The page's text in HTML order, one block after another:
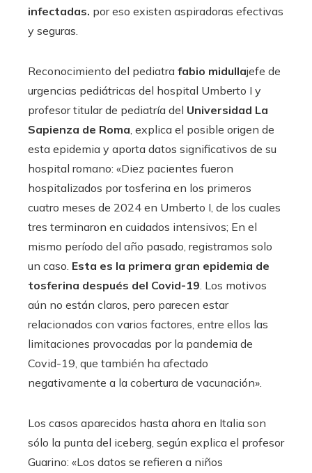
infectadas. por eso existen aspiradoras efectivas
y seguras.
Reconocimiento del pediatra fabio midullajefe de
urgencias pediátricas del hospital Umberto I y
profesor titular de pediatría del Universidad La
Sapienza de Roma , explica el posible origen de
esta epidemia y aporta datos significativos de su
hospital romano: «Diez pacientes fueron
hospitalizados por tosferina en los primeros
cuatro meses de 2024 en Umberto I, de los cuales
tres terminaron en cuidados intensivos; En el
mismo período del año pasado, registramos solo
un caso. Esta es la primera gran epidemia de
tosferina después del Covid-19 . Los motivos
aún no están claros, pero parecen estar
relacionados con varios factores, entre ellos las
limitaciones provocadas por la pandemia de
Covid-19, que también ha afectado
negativamente a la cobertura de vacunación».
Los casos aparecidos hasta ahora en Italia son
sólo la punta del iceberg, según explica el profesor
Guarino: «Los datos se refieren a niños